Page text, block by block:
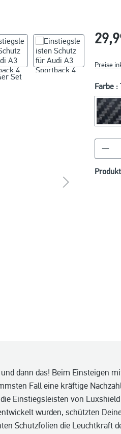
Preise
Farbe :
dann das! Beim Einsteigen
Fall eine kräftige
Einstiegsleisten von
wurden, schützten
Schutzfolien die Leuchtkraft